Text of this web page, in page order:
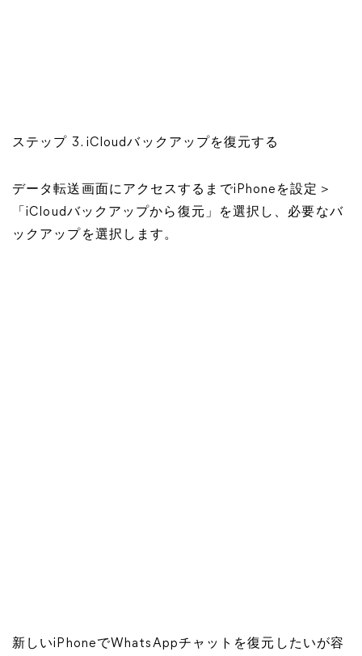
ステップ 3. iCloudバックアップを復元する
データ転送画面にアクセスするまでiPhoneを設定＞
「iCloudバックアップから復元」を選択し、必要なバ
ックアップを選択します。
新しいiPhoneでWhatsAppチャットを復元したいが容